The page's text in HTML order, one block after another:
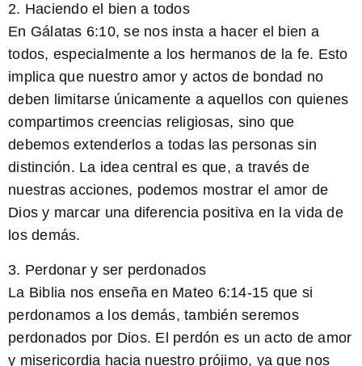
2. Haciendo el bien a todos
En Gálatas 6:10, se nos insta a hacer el bien a
todos, especialmente a los hermanos de la fe. Esto
implica que nuestro amor y actos de bondad no
deben limitarse únicamente a aquellos con quienes
compartimos creencias religiosas, sino que
debemos extenderlos a todas las personas sin
distinción. La idea central es que, a través de
nuestras acciones, podemos mostrar el amor de
Dios y marcar una diferencia positiva en la vida de
los demás.
3. Perdonar y ser perdonados
La Biblia nos enseña en Mateo 6:14-15 que si
perdonamos a los demás, también seremos
perdonados por Dios. El perdón es un acto de amor
y misericordia hacia nuestro prójimo, ya que nos